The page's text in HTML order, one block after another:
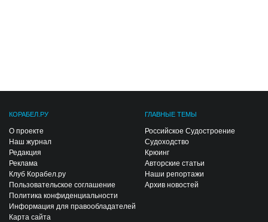
КОРАБЕЛ.РУ
О проекте
Наш журнал
Редакция
Реклама
Клуб Корабел.ру
Пользовательское соглашение
Политика конфиденциальности
Информация для правообладателей
Карта сайта
ГЛАВНЫЕ ТЕМЫ
Российское Судостроение
Судоходство
Крюинг
Авторские статьи
Наши репортажи
Архив новостей